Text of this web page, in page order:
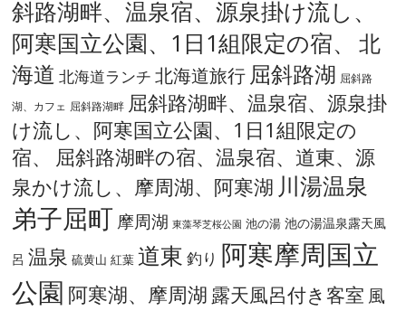
斜路湖畔、温泉宿、源泉掛け流し、
阿寒国立公園、1日1組限定の宿、
北
海道 北海道ランチ 北海道旅行 屈斜路湖 屈斜路
湖、カフェ 屈斜路湖畔 屈斜路湖畔、温泉宿、源泉掛
け流し、阿寒国立公園、1日1組限定の
宿、
屈斜路湖畔の宿、温泉宿、道東、源
泉かけ流し、摩周湖、阿寒湖 川湯温泉
弟子屈町摩周湖 東藻琴芝桜公園 池の湯 池の湯温泉露天風
呂 温泉 硫黄山 紅葉 道東 釣り 阿寒摩周国立
公園 阿寒湖、摩周湖 露天風呂付き客室 風